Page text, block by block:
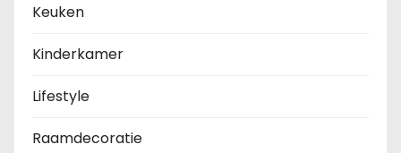
Keuken
Kinderkamer
Lifestyle
Raamdecoratie